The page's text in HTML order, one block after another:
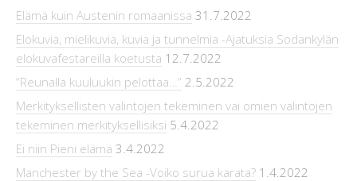
Elämä kuin Austenin romaanissa 31.7.2022
Elokuvia, mielikuvia, kuvia ja tunnelmia -Ajatuksia Sodankylän
elokuvafestareilla koetusta 12.7.2022
“Reunalla kuuluukin pelottaa…” 2.5.2022
Merkityksellisten valintojen tekeminen vai omien valintojen
tekeminen merkityksellisiksi 5.4.2022
Ei niin Pieni elämä 3.4.2022
Manchester by the Sea -Voiko surua karata? 1.4.2022